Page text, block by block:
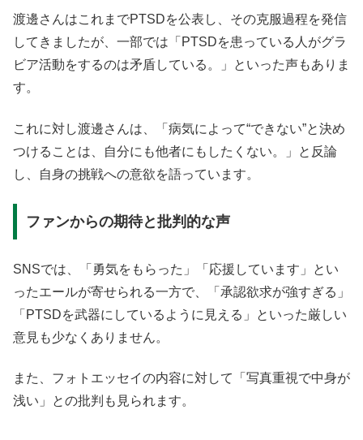
渡邊さんはこれまでPTSDを公表し、その克服過程を発信
してきましたが、一部では「PTSDを患っている人がグラ
ビア活動をするのは矛盾している。」といった声もありま
す。
これに対し渡邊さんは、「病気によって“できない”と決め
つけることは、自分にも他者にもしたくない。」と反論
し、自身の挑戦への意欲を語っています。
ファンからの期待と批判的な声
SNSでは、「勇気をもらった」「応援しています」とい
ったエールが寄せられる一方で、「承認欲求が強すぎる」
「PTSDを武器にしているように見える」といった厳しい
意見も少なくありません。
また、フォトエッセイの内容に対して「写真重視で中身が
浅い」との批判も見られます。